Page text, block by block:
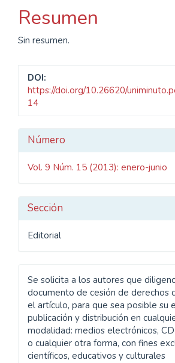
artículo
Resumen
Sin resumen.
DOI:
https://doi.org/10.26620/
14
Detalles
del
Número
Vol. 9 Núm. 15 (2013): enero-junio
Sección
Editorial
Se solicita a los autores que
documento de cesión de derechos
el artículo, para que sea posible su
publicación y distribución en
modalidad: medios electrónicos,
o cualquier otra forma, con fines
científicos, educativos y culturales